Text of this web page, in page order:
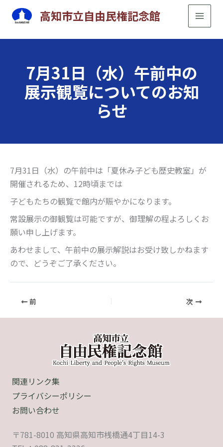
高知市立自由民権記念館
7月31日（水）午前中の
展示観覧についてのお知
らせ
7月31日（水）の午前中は「夏休み子ども歴史教室」が
開催されるため、12時頃までは
子どもたちの観覧で館内が賑やかになります。
常設展示の御観覧は可能ですが、御理解の程よろしくお
願い申し上げます。
あわせまして、午前中の展示解説はお受け致しかねます
ので、どうぞご了承ください。
前 次
関連リンク集
プライバシーポリシー
お問い合わせ
〒781-8010 高知県高知市桟橋通4丁目14-3